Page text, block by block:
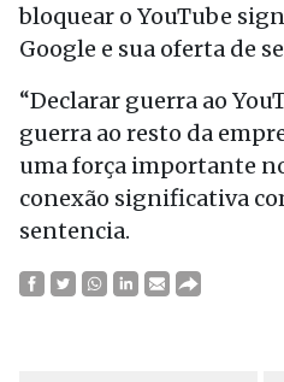
bloquear o YouTube
Google e sua oferta de
“Declarar guerra ao
guerra ao resto da
uma força importante
conexão significativa
sentencia.